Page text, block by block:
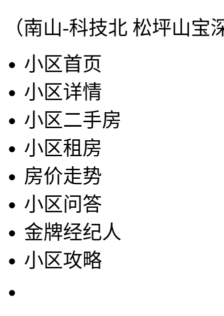
（南山-科技北 松坪山
小区首页
小区详情
小区二手房
小区租房
房价走势
小区问答
金牌经纪人
小区攻略